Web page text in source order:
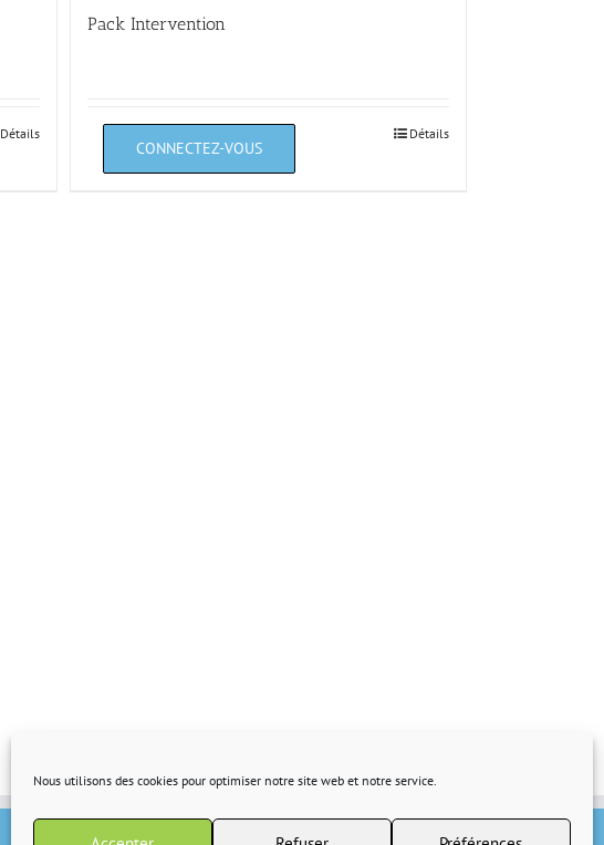
Nous utilisons des cookies pour optimiser notre site web et notre service.
Détails
Pack Intervention
Détails